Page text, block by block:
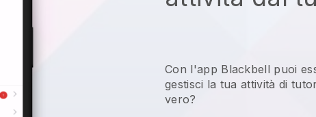
Con l'app Blackbell puoi
gestisci la tua attività di
vero?